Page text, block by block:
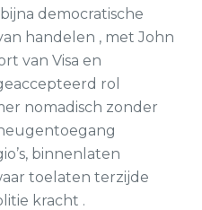
democratische
handelen , met John
van Visa en
rol
nomadisch zonder
binnenlaten
toelaten terzijde
kracht .